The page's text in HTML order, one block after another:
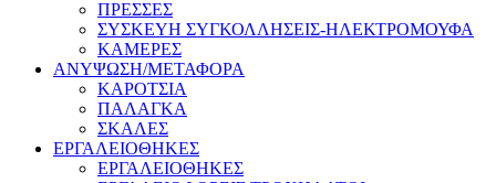
ΠΡΕΣΣΕΣ
ΣΥΣΚΕΥΗ ΣΥΓΚΟΛΛΗΣΕΙΣ-ΗΛΕΚΤΡΟΜΟΥΦΑ
ΚΑΜΕΡΕΣ
ΑΝΥΨΩΣΗ/ΜΕΤΑΦΟΡΑ
ΚΑΡΟΤΣΙΑ
ΠΑΛΑΓΚΑ
ΣΚΑΛΕΣ
ΕΡΓΑΛΕΙΟΘΗΚΕΣ
ΕΡΓΑΛΕΙΟΘΗΚΕΣ